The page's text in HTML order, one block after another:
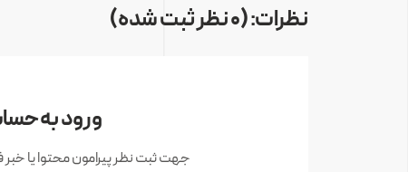
نظرات: (0 نظر ثبت شده)
ورود به
جهت ثبت نظر پیرامون محتوا یا